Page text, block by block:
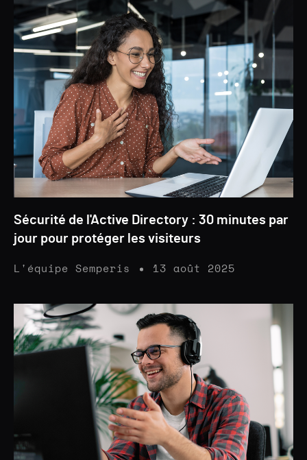
Sécurité de l'Active Directory : 30 minutes par
jour pour protéger les visiteurs
L'équipe Semperis 13 août 2025